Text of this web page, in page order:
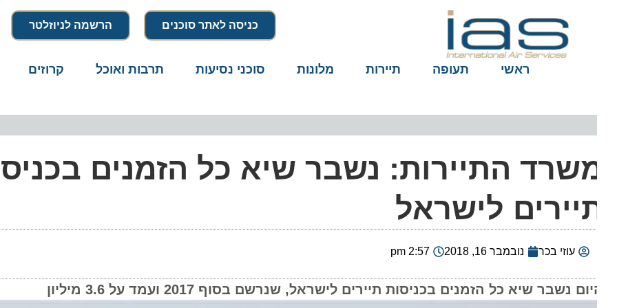
כניסה לאתר סוכנים הרשמה לניוזלטר
ראשי תעופה תיירות מלונות סוכני נסיעות תרבות ואוכל קרוזים
התיירות: נשבר שיא כל הזמנים
לישראל
עוזי בכר נובמבר 16, 2018 2:57 pm
נשבר שיא כל הזמנים בכניסות תיירים לישראל, שנרשם בסוף 2017 ועמד על 3.6 מיליון